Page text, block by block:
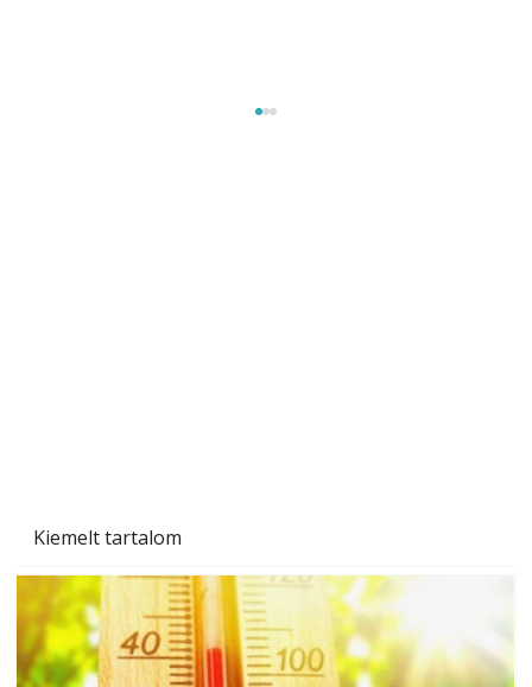
Kiemelt tartalom